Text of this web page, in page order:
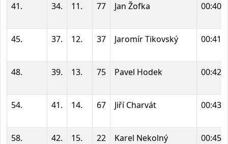
41. 34. 11. 77 Jan Žofka
45. 37. 12. 37 Jaromír Tikovský
48. 39. 13. 75 Pavel Hodek
54. 41. 14. 67 Jiří Charvát
58. 42. 15. 22 Karel Nekolný